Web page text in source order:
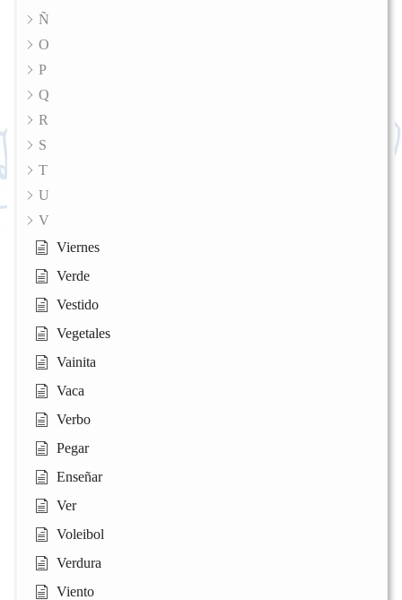
Ñ
O
P
Q
R
S
T
U
V
Viernes
Verde
Vestido
Vegetales
Vainita
Vaca
Verbo
Pegar
Enseñar
Ver
Voleibol
Verdura
Viento